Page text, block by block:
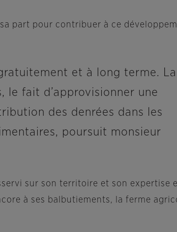
part pour contribuer à ce
et à long terme. La
fait d’approvisionner une
des denrées dans les
poursuit monsieur
sur son territoire et son expertise
à ses balbutiements, la ferme